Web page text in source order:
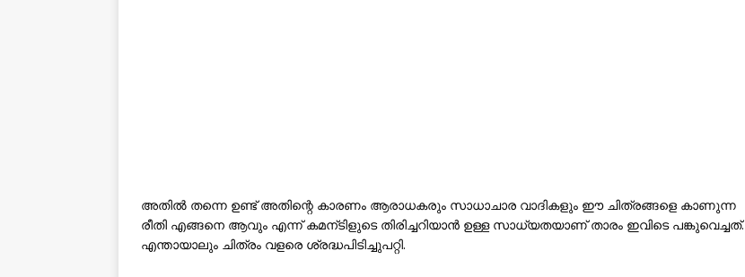
അതില്‍ തന്നെ ഉണ്ട് അതിന്റെ കാരണം ആരാധകരും സാധാചാര വാദികളും ഈ ചിത്രങ്ങളെ കാണുന്ന
രീതി എങ്ങനെ ആവും എന്ന് കമന്ടിളുടെ തിരിച്ചറിയാന്‍ ഉള്ള സാധ്യതയാണ് താരം ഇവിടെ പങ്കുവെച്ചത്.
എന്തായാലും ചിത്രം വളരെ ശ്രദ്ധപിടിച്ചുപറ്റി.